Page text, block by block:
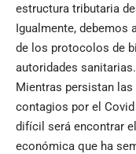
estructura tributaria
Igualmente, debemos
de los protocolos de
autoridades sanitarias.
Mientras persistan
contagios por el
difícil será encontrar
económica que ha